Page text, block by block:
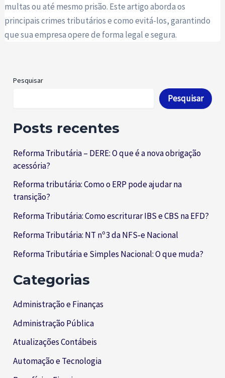
multas ou até mesmo prisão. Este artigo aborda os
principais crimes tributários e como evitá-los, garantindo
que sua empresa opere de forma legal e segura.
Pesquisar
Pesquisar
Posts recentes
Reforma Tributária – DERE: O que é a nova obrigação
acessória?
Reforma tributária: Como o ERP pode ajudar na
transição?
Reforma Tributária: Como escriturar IBS e CBS na EFD?
Reforma Tributária: NT nº 3 da NFS‑e Nacional
Reforma Tributária e Simples Nacional: O que muda?
Categorias
Administração e Finanças
Administração Pública
Atualizações Contábeis
Automação e Tecnologia